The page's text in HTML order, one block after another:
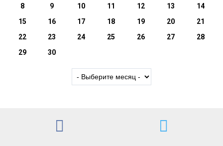
8
9 10 11 12 13
14
15
16 17 18 19 20
21
22
23 24 25 26 27
28
29
30